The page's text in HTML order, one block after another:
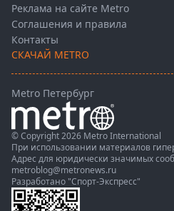
Реклама на сайте Metro
Соглашения и правила
Контакты
СКАЧАЙ METRO
Metro Петербург
© Copyright 2026 Metro International
При использовании материалов
Адрес для юридически значимых
metroblog@metronews.ru
Разработано "Спорт-Экспресс"